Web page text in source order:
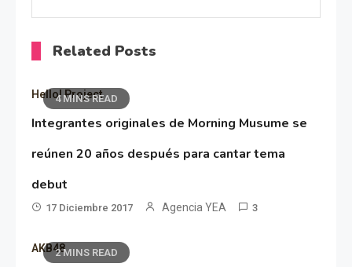
Related Posts
4 MINS READ
Hello! Project
Integrantes originales de Morning Musume se
reúnen 20 años después para cantar tema
debut
17 Diciembre 2017 Agencia YEA 3
2 MINS READ
AKB48